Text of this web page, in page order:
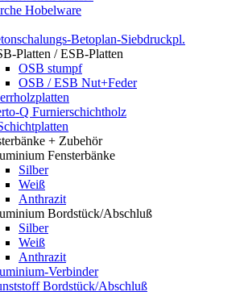
Hobelware
Betoplan-Siebdruckpl.
Platten / ESB-Platten
OSB stumpf
OSB / ESB Nut+Feder
Q Furnierschichtholz
+ Zubehör
Fensterbänke
Silber
Weiß
Anthrazit
Bordstück/Abschluß
Silber
Weiß
Anthrazit
Verbinder
Bordstück/Abschluß